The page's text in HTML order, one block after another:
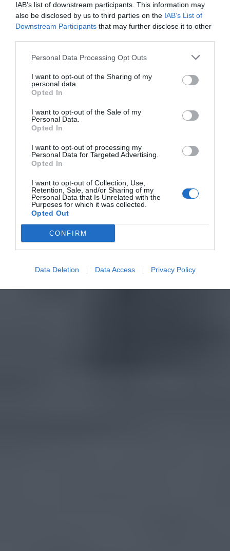
IAB’s list of downstream participants. This information may
also be disclosed by us to third parties on the IAB’s List of
Downstream Participants that may further disclose it to other
Personal Data Processing Opt Outs
I want to opt-out of the Sharing of my
personal data.
Opted In
I want to opt-out of the Sale of my
Personal Data.
Opted In
I want to opt-out of processing my
Personal Data for Targeted Advertising.
Opted In
I want to opt-out of Collection, Use,
Retention, Sale, and/or Sharing of my
Personal Data that Is Unrelated with the
Purposes for which it was collected.
Opted Out
CONFIRM
Data Deletion Data Access Privacy Policy